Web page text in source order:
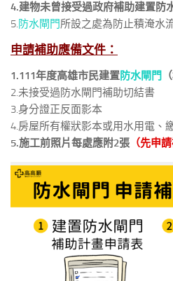
4.建物未曾接受過政府補助建置防
5. 防水閘門所設之處為防止積淹水
申請補助應備文件：
1.111年度高雄市民建置防水閘門
2.未接受過防水閘門補助切結書
3.身分證正反面影本
4.房屋所有權狀影本或用水用電、
5.施工前照片每處應附2張 （先申